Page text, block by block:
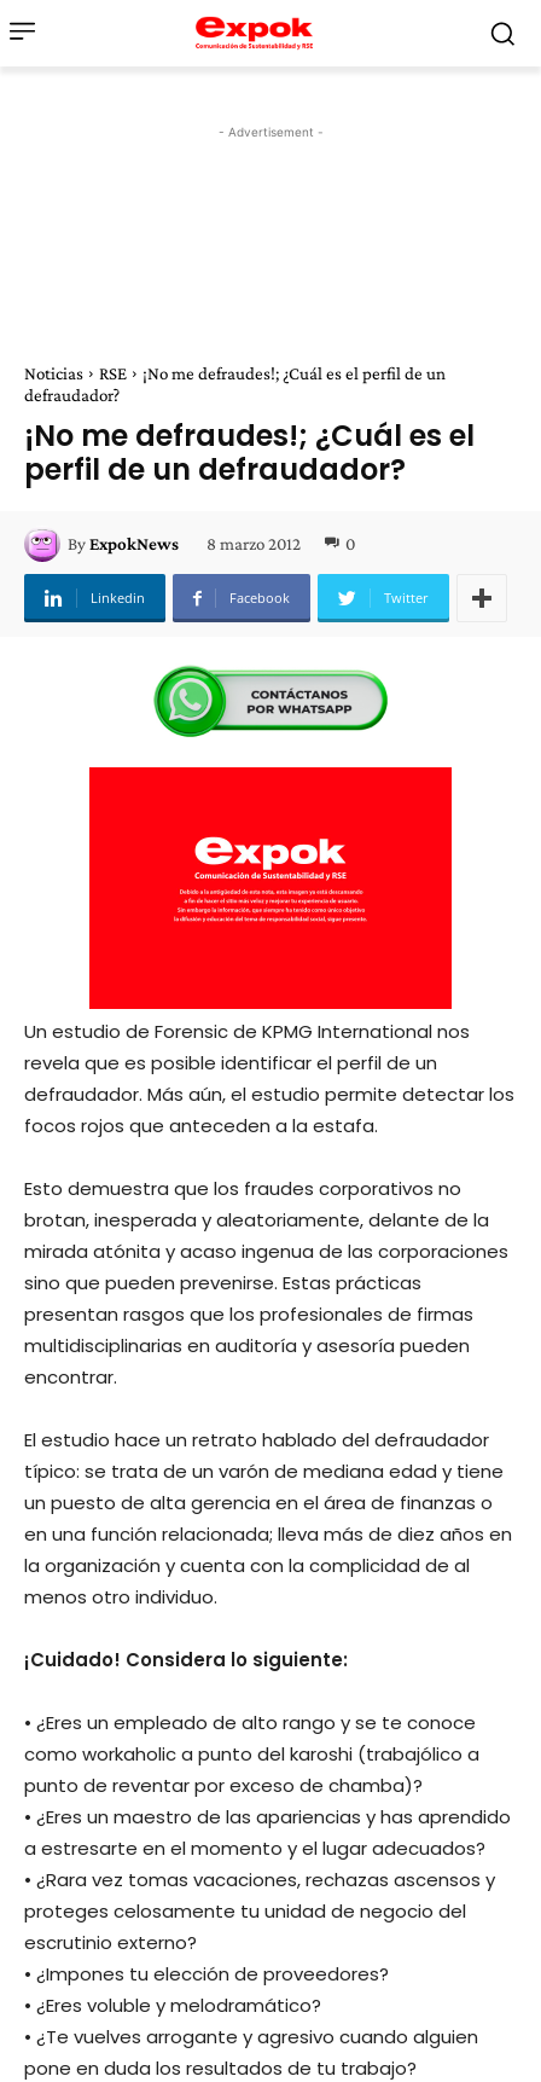
- Advertisement -
Noticias RSE
¡No me defraudes!; ¿Cuál es el perfil de un
defraudador?
¡No me defraudes!; ¿Cuál es el
perfil de un defraudador?
ByExpokNews 8 marzo 2012 0
Linkedin Facebook Twitter
Un estudio de Forensic de KPMG International nos
revela que es posible identificar el perfil de un
defraudador. Más aún, el estudio permite detectar los
focos rojos que anteceden a la estafa.
Esto demuestra que los fraudes corporativos no
brotan, inesperada y aleatoriamente, delante de la
mirada atónita y acaso ingenua de las corporaciones
sino que pueden prevenirse. Estas prácticas
presentan rasgos que los profesionales de firmas
multidisciplinarias en auditoría y asesoría pueden
encontrar.
El estudio hace un retrato hablado del defraudador
típico: se trata de un varón de mediana edad y tiene
un puesto de alta gerencia en el área de finanzas o
en una función relacionada; lleva más de diez años en
la organización y cuenta con la complicidad de al
menos otro individuo.
¡Cuidado! Considera lo siguiente:
• ¿Eres un empleado de alto rango y se te conoce
como workaholic a punto del karoshi (trabajólico a
punto de reventar por exceso de chamba)?
• ¿Eres un maestro de las apariencias y has aprendido
a estresarte en el momento y el lugar adecuados?
• ¿Rara vez tomas vacaciones, rechazas ascensos y
proteges celosamente tu unidad de negocio del
escrutinio externo?
• ¿Impones tu elección de proveedores?
• ¿Eres voluble y melodramático?
• ¿Te vuelves arrogante y agresivo cuando alguien
pone en duda los resultados de tu trabajo?